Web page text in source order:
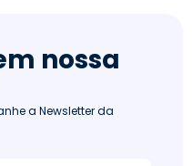
nossa
a Newsletter da